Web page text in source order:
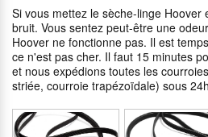
Si vous mettez le sèche-linge Hoover
bruit. Vous sentez peut-être une
Hoover ne fonctionne pas. Il est
ce n'est pas cher. Il faut 15 minutes
et nous expédions toutes les
striée, courroie trapézoïdale) sous